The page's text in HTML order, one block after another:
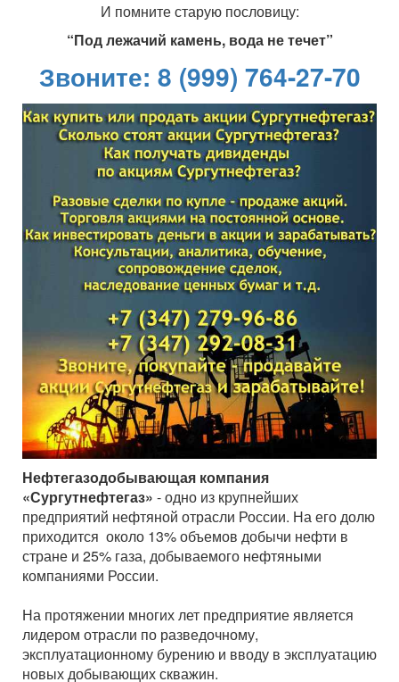
И помните старую пословицу:
“Под лежачий камень, вода не течет”
Звоните: 8 (999) 764-27-70
Нефтегазодобывающая компания
«Сургутнефтегаз» - одно из крупнейших
предприятий нефтяной отрасли России. На его долю
приходится около 13% объемов добычи нефти в
стране и 25% газа, добываемого нефтяными
компаниями России.
На протяжении многих лет предприятие является
лидером отрасли по разведочному,
эксплуатационному бурению и вводу в эксплуатацию
новых добывающих скважин.